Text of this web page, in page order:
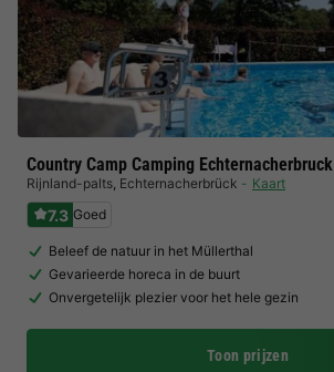
Country Camp Camping Echternacherbruck
Rijnland-palts, Echternacherbrück Kaart
7.3 Goed
Beleef de natuur in het Müllerthal
Gevarieerde horeca in de buurt
Onvergetelijk plezier voor het hele gezin
Toon prijzen